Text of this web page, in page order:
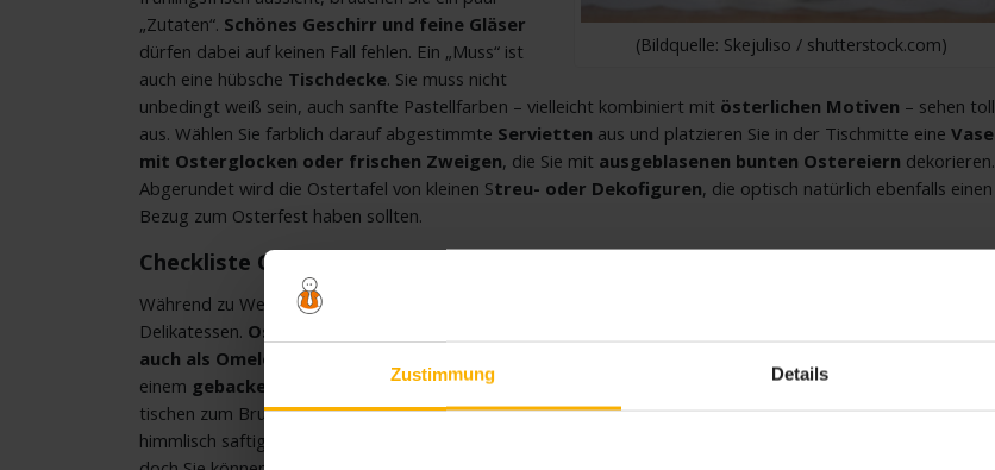
Zustimmung Details
(Bildquelle: Skejuliso / shutterstock.com)
„Zutaten“. Schönes Geschirr und feine Gläser
dürfen dabei auf keinen Fall fehlen. Ein „Muss“ ist
auch eine hübsche Tischdecke. Sie muss nicht
unbedingt weiß sein, auch sanfte Pastellfarben – vielleicht kombiniert mit österlichen Motiven – sehen toll
aus. Wählen Sie farblich darauf abgestimmte Servietten aus und platzieren Sie in der Tischmitte eine Vase
mit Osterglocken oder frischen Zweigen, die Sie mit ausgeblasenen bunten Ostereiern dekorieren.
Abgerundet wird die Ostertafel von kleinen Streu- oder Dekofiguren, die optisch natürlich ebenfalls einen
Bezug zum Osterfest haben sollten.
Checkliste Osterbrunch: das festliche Mahl
Während zu Weihnachten der opulente Braten aufgetischt wird, sind es zu Ostern eher die leichten
Delikatessen. Ostereier
auch als Omelette
einem gebackenen Osterlamm. Entsprechende Backformen gibt es überall im Handel. Viele Familien
tischen zum Brunch auch einenOsterkuchen mit Möhrenauf. Er ist nur leicht süß und dank der Möhren
himmlisch saftig. Natürlich gehört auch Herzhaftes auf die Ostertafel.